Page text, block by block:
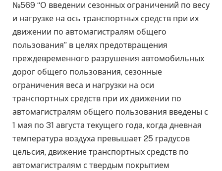
№569 “О введении сезонных ограничений по весу
и нагрузке на ось транспортных средств при их
движении по автомагистралям общего
пользования” в целях предотвращения
преждевременного разрушения автомобильных
дорог общего пользования, сезонные
ограничения веса и нагрузки на оси
транспортных средств при их движении по
автомагистралям общего пользования введены с
1 мая по 31 августа текущего года, когда дневная
температура воздуха превышает 25 градусов
цельсия, движение транспортных средств по
автомагистралям с твердым покрытием